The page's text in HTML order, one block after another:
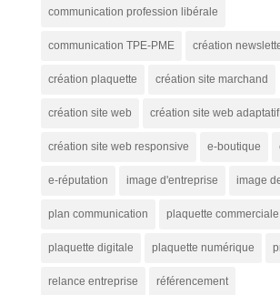
communication profession libérale
communication TPE-PME création
création plaquette création site marchand
création site web création site web adaptatif
création site web responsive e-boutique
e-réputation image d'entreprise image
plan communication plaquette commerciale
plaquette digitale plaquette numérique
relance entreprise référencement